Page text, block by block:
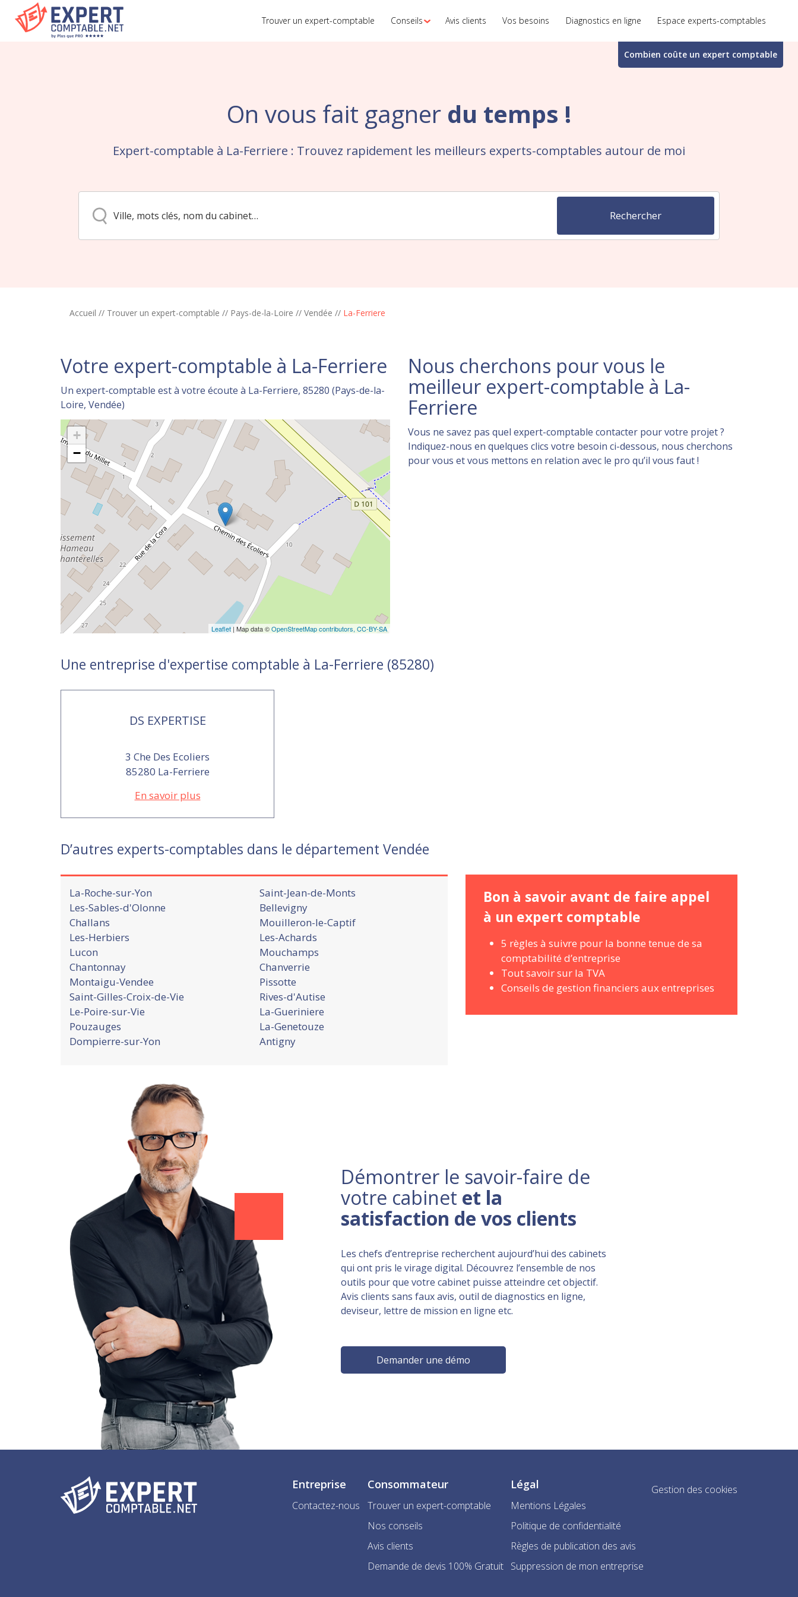
Trouver un expert-comptable Conseils Avis clients Vos besoins Diagnostics en ligne Espace experts-comptables
Combien coûte un expert comptable
On vous fait gagner du temps !
Expert-comptable à La-Ferriere : Trouvez rapidement les meilleurs experts-comptables autour de moi
Accueil // Trouver un expert-comptable // Pays-de-la-Loire // Vendée // La-Ferriere
Votre expert-comptable à La-Ferriere
Un expert-comptable est à votre écoute à La-Ferriere, 85280 (Pays-de-la-
Loire, Vendée)
+
−
Leaflet | Map data ©OpenStreetMap contributors, CC-BY-SA
Nous cherchons pour vous le
meilleur expert-comptable à La-
Ferriere
Vous ne savez pas quel expert-comptable contacter pour votre projet ?
Indiquez-nous en quelques clics votre besoin ci-dessous, nous cherchons
pour vous et vous mettons en relation avec le pro qu’il vous faut !
Une entreprise d'expertise comptable à La-Ferriere (85280)
DS EXPERTISE
3 Che Des Ecoliers
85280 La-Ferriere
En savoir plus
D’autres experts-comptables dans le département Vendée
La-Roche-sur-Yon
Les-Sables-d'Olonne
Challans
Les-Herbiers
Lucon
Chantonnay
Montaigu-Vendee
Saint-Gilles-Croix-de-Vie
Le-Poire-sur-Vie
Pouzauges
Dompierre-sur-Yon
Saint-Jean-de-Monts
Bellevigny
Mouilleron-le-Captif
Les-Achards
Mouchamps
Chanverrie
Pissotte
Rives-d'Autise
La-Gueriniere
La-Genetouze
Antigny
Bon à savoir avant de faire appel
à un expert comptable
5 règles à suivre pour la bonne tenue de sa
comptabilité d’entreprise
Tout savoir sur la TVA
Conseils de gestion financiers aux entreprises
Démontrer le savoir-faire de
votre cabinet et la
satisfaction de vos clients
Les chefs d’entreprise recherchent aujourd’hui des cabinets
qui ont pris le virage digital. Découvrez l’ensemble de nos
outils pour que votre cabinet puisse atteindre cet objectif.
Avis clients sans faux avis, outil de diagnostics en ligne,
deviseur, lettre de mission en ligne etc.
Demander une démo
Entreprise
Contactez-nous
Consommateur
Trouver un expert-comptable
Nos conseils
Avis clients
Demande de devis 100% Gratuit
Légal
Mentions Légales
Politique de confidentialité
Règles de publication des avis
Suppression de mon entreprise
Gestion des cookies